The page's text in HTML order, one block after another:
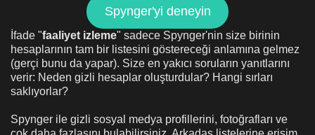
Spynger'yi deneyin
İfade "faaliyet izleme" sadece Spynger'nin size birinin
hesaplarının tam bir listesini göstereceği anlamına gelmez
(gerçi bunu da yapar). Size en yakıcı soruların yanıtlarını
verir: Neden gizli hesaplar oluşturdular? Hangi sırları
saklıyorlar?
Spynger ile gizli sosyal medya profillerini, fotoğrafları ve